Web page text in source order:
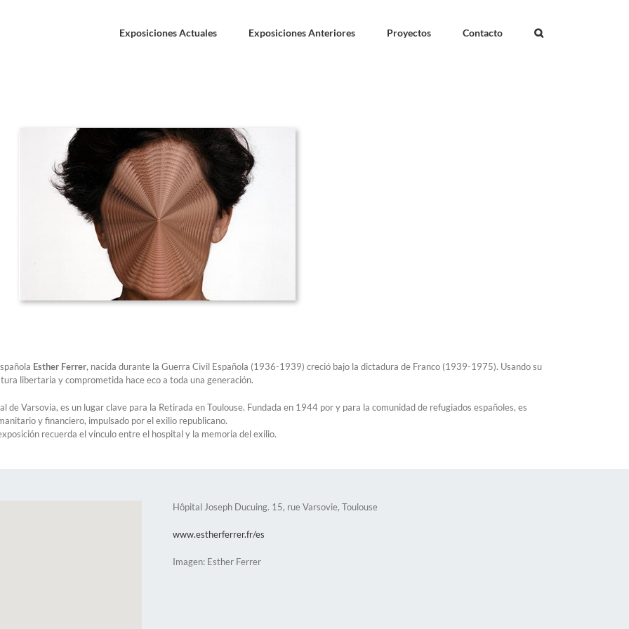
Exposiciones Actuales Exposiciones Anteriores Proyectos Contacto
Esther Ferrer, nacida durante la Guerra Civil Española (1936-1939) creció bajo la dictadura de Franco (1939-1975). Usando su
libertaria y comprometida hace eco a toda una generación.
Varsovia, es un lugar clave para la Retirada en Toulouse. Fundada en 1944 por y para la comunidad de refugiados españoles, es
y financiero, impulsado por el exilio republicano.
recuerda el vínculo entre el hospital y la memoria del exilio.
Hôpital Joseph Ducuing. 15, rue Varsovie, Toulouse
www.estherferrer.fr/es
Imagen: Esther Ferrer